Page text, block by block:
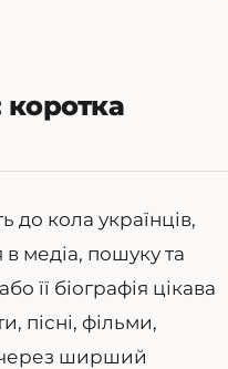
до кола українців,
в медіа, пошуку та
її біографія цікава
пісні, фільми,
через ширший